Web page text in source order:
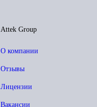
Attek Group
О компании
Отзывы
Лицензии
Вакансии